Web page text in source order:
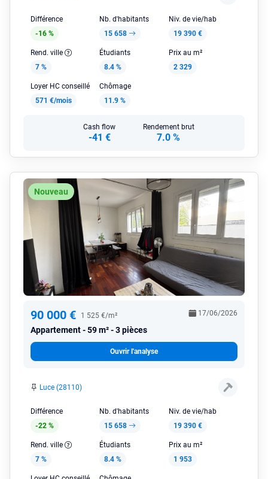
Différence
-16 %
Nb. d'habitants
15 658
Niv. de vie/hab
19 390 €
Rend. ville
7 %
Étudiants
8.4 %
Prix au m²
2 329
Loyer HC conseillé
571 €/mois
Chômage
11.9 %
Cash flow
-41 €
Rendement brut
7.0 %
Nouveau
90 000 € 1 525 €/m²
Appartement 59 m² - 3 pièces
17/06/2026
Ouvrir l'analyse
Luce (28110)
Différence
-22 %
Nb. d'habitants
15 658
Niv. de vie/hab
19 390 €
Rend. ville
7 %
Étudiants
8.4 %
Prix au m²
1 953